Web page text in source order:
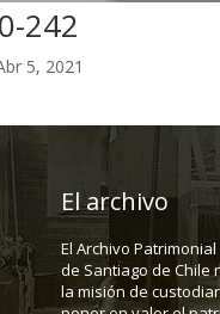
242
5, 2021
El archivo
El Archivo
de Santiago de Chile
la misión de